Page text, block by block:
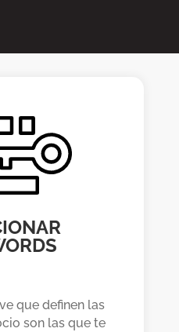
que definen las
son las que te